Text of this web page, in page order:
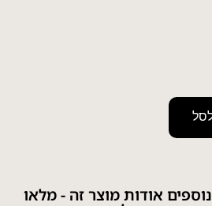
אודות מוצר זה - מלאו